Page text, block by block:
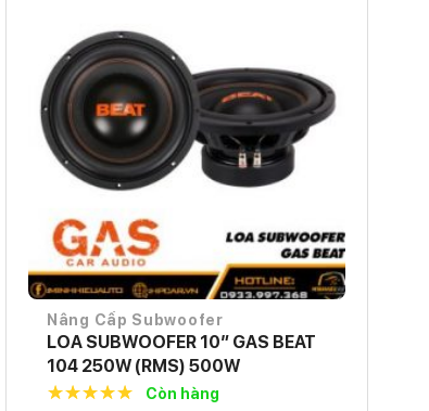
Nâng Cấp Subwoofer
LOA SUBWOOFER 10″ GAS BEAT
104 250W (RMS) 500W
Còn hàng